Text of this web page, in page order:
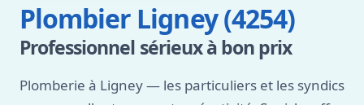
Plombier Ligney (4254)
Professionnel sérieux à bon prix
Plomberie à Ligney — les particuliers et les syndics